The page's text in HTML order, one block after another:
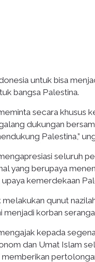
untuk bisa
bangsa Palestina.
secara
dukungan
Palestina,”
seluruh
yang berupaya
kemerdekaan
qunut
menjadi korban
kepada
dan Umat Islam